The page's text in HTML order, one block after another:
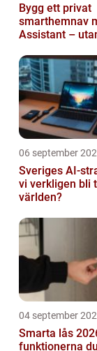
Bygg ett privat
smarthemnav
Assistant –
06 september
Sveriges AI-
vi verkligen bli
världen?
04 september
Smarta lås
funktionerna